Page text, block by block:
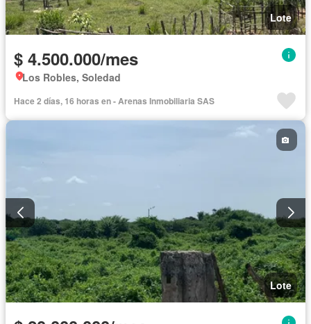
Lote
$ 4.500.000/mes
Los Robles, Soledad
Hace 2 días, 16 horas en - Arenas Inmobiliaria SAS
Lote